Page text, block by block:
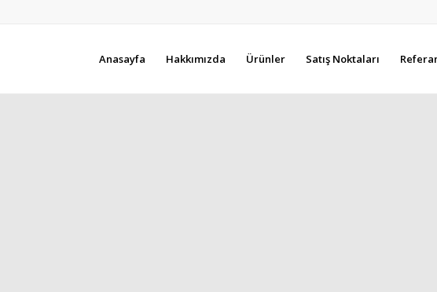
Anasayfa Hakkımızda Ürünler Satış Noktaları